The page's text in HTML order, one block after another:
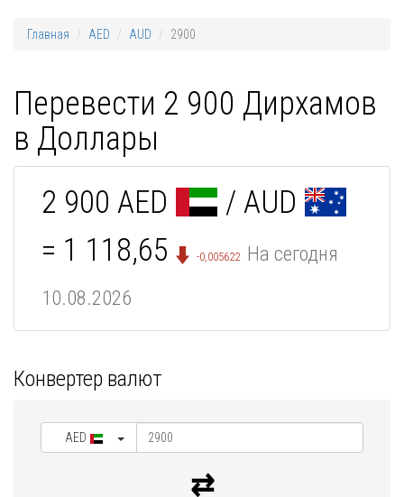
Главная AED AUD 2900
Перевести 2 900 Дирхамов
в Доллары
2 900 AED
/ AUD
= 1 118,65
-0,005622 На сегодня
10.08.2026
Конвертер валют
AED